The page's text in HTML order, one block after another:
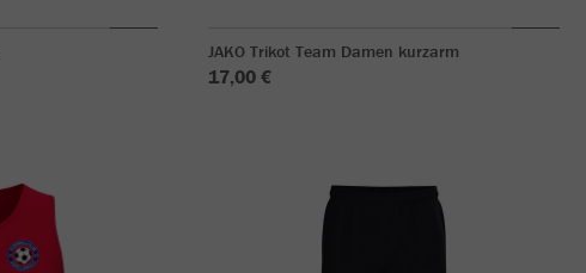
JAKO Trikot Team Damen kurzarm
17,00 €